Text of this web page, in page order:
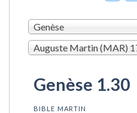
Genèse
Auguste Martin (MAR)
Genèse 1.30
BIBLE MARTIN